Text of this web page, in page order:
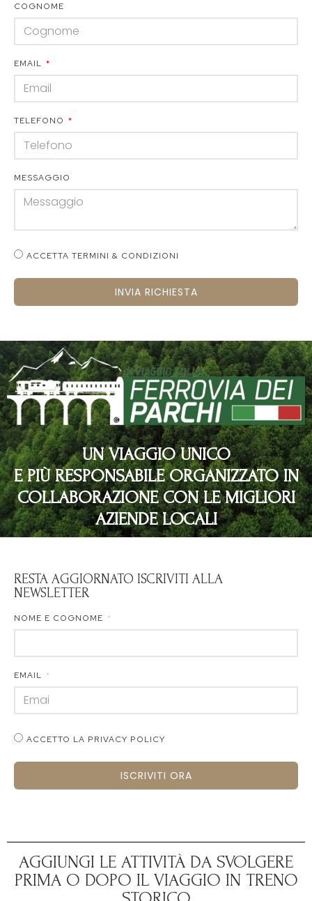
COGNOME
EMAIL
TELEFONO
MESSAGGIO
ACCETTA TERMINI & CONDIZIONI
INVIA RICHIESTA
UN VIAGGIO UNICO
E PIÙ RESPONSABILE ORGANIZZATO IN
COLLABORAZIONE CON LE MIGLIORI
AZIENDE LOCALI
RESTA AGGIORNATO ISCRIVITI ALLA
NEWSLETTER
NOME E COGNOME
EMAIL
ACCETTO LA PRIVACY POLICY
ISCRIVITI ORA
AGGIUNGI LE ATTIVITÀ DA SVOLGERE
PRIMA O DOPO IL VIAGGIO IN TRENO